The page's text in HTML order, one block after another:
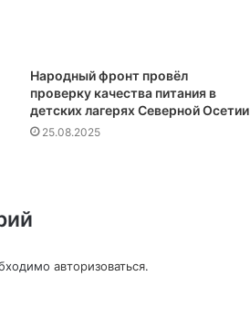
Народный фронт провёл
проверку качества питания в
детских лагерях Северной Осетии
25.08.2025
авторизоваться.